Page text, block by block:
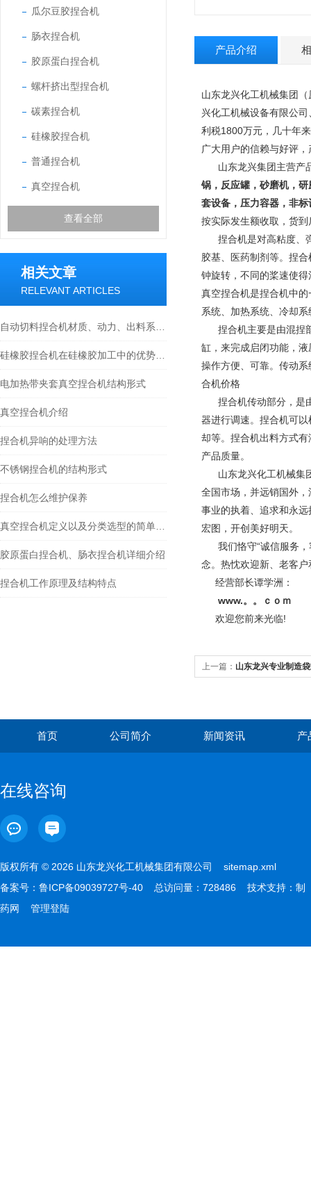
瓜尔豆胶捏合机
肠衣捏合机
胶原蛋白捏合机
螺杆挤出型捏合机
碳素捏合机
硅橡胶捏合机
普通捏合机
真空捏合机
查看全部
相关文章
RELEVANT ARTICLES
电加热带夹套真空捏合机结构形式
真空捏合机介绍
捏合机异响的处理方法
不锈钢捏合机的结构形式
捏合机怎么维护保养
胶原蛋白捏合机、肠衣捏合机详细介绍
捏合机工作原理及结构特点
产品介绍
山东龙兴化工机械集团
兴化工机械设备有限公
利税1800万元，几十年
广大用户的信赖与好评
山东龙兴集团主营产
锅，反应罐，砂磨机，
套设备，压力容器，非标
按实际发生额收取，货
捏合机是对高粘度、
胶基、医药制剂等。捏
钟旋转，不同的桨速使
真空捏合机是捏合机中
系统、加热系统、冷却
捏合机主要是由混捏部
缸，来完成启闭功能，
操作方便、可靠。传动
合机价格
捏合机传动部分，是
器进行调速。捏合机可
却等。捏合机出料方式
产品质量。
山东龙兴化工机械集团
全国市场，并远销国外
事业的执着、追求和永
宏图，开创美好明天。
我们恪守“诚信服务，
念。热忱欢迎新、老客
经营部长谭学洲：
www.。。ｃｏｍ
欢迎您前来光临!
上一篇： 山东龙兴专业制造
首页 公司简介 新闻资讯 产
在线咨询
版权所有 © 2026 山东龙兴化工机械集团有限公司 sitemap.xml
备案号： 鲁ICP备09039727号-40 总访问量：728486 技术支持： 制
药网
管理登陆